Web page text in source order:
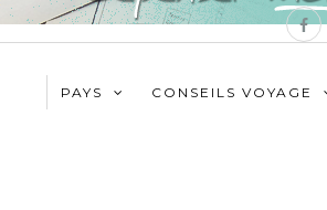
PAYS CONSEILS VOYAGE